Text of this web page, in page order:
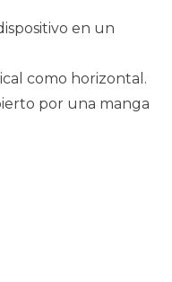
en un
como horizontal.
por una manga